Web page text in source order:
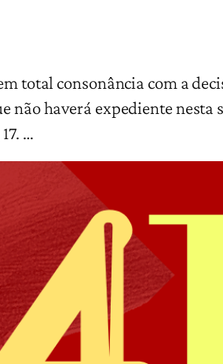
total consonância com a
não haverá expediente nesta
…